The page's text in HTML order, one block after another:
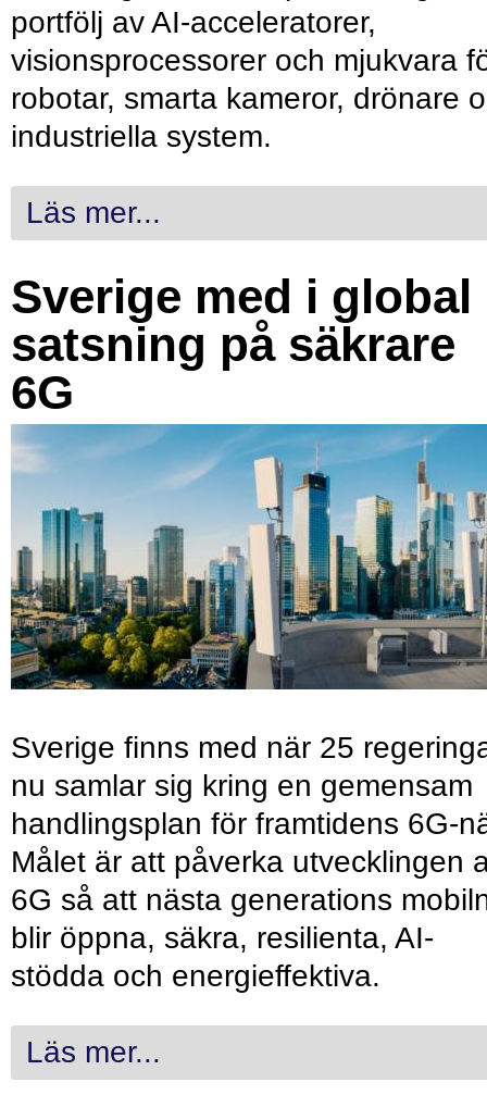
portfölj av AI-acceleratorer,
visionsprocessorer och mjukvara
robotar, smarta kameror, drönare
industriella system.
Läs mer...
Sverige med i global
satsning på säkrare
6G
Sverige finns med när 25
nu samlar sig kring en gemensam
handlingsplan för framtidens 6G-
Målet är att påverka utvecklingen
6G så att nästa generations
blir öppna, säkra, resilienta, AI-
stödda och energieffektiva.
Läs mer...